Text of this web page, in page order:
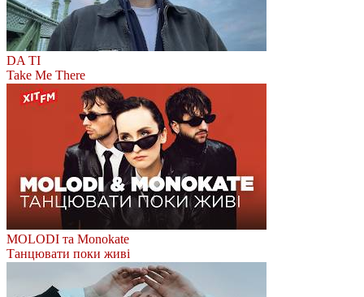
DA TI
Take Me There
MOLODI та Monokate
Танцювати поки живі